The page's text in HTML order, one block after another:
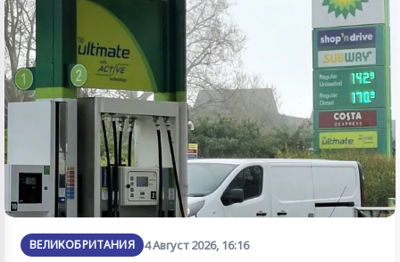
ВЕЛИКОБРИТАНИЯ 4 Август 2026, 16:16